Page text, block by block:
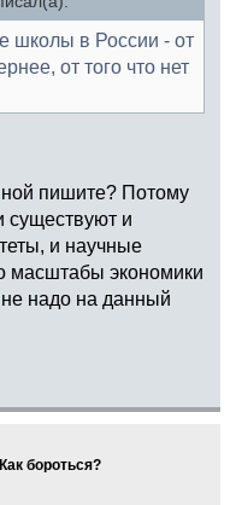
школы в России - от
от того что нет
пишите? Потому
существуют и
и научные
масштабы экономики
надо на данный
бороться?